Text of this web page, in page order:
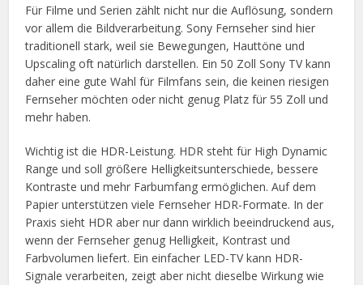
Für Filme und Serien zählt nicht nur die Auflösung, sondern
vor allem die Bildverarbeitung. Sony Fernseher sind hier
traditionell stark, weil sie Bewegungen, Hauttöne und
Upscaling oft natürlich darstellen. Ein 50 Zoll Sony TV kann
daher eine gute Wahl für Filmfans sein, die keinen riesigen
Fernseher möchten oder nicht genug Platz für 55 Zoll und
mehr haben.
Wichtig ist die HDR-Leistung. HDR steht für High Dynamic
Range und soll größere Helligkeitsunterschiede, bessere
Kontraste und mehr Farbumfang ermöglichen. Auf dem
Papier unterstützen viele Fernseher HDR-Formate. In der
Praxis sieht HDR aber nur dann wirklich beeindruckend aus,
wenn der Fernseher genug Helligkeit, Kontrast und
Farbvolumen liefert. Ein einfacher LED-TV kann HDR-
Signale verarbeiten, zeigt aber nicht dieselbe Wirkung wie